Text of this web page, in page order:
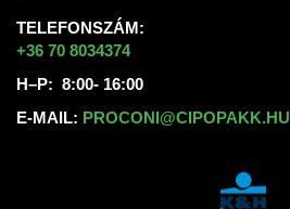
TELEFONSZÁM:
+36 70 8034374
H–P: 8:00- 16:00
E-MAIL: PROCONI@CIPOPAKK.HU